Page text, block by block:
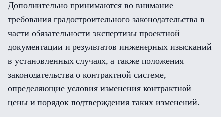
Дополнительно принимаются во внимание
требования градостроительного законодательства в
части обязательности экспертизы проектной
документации и результатов инженерных изысканий
в установленных случаях, а также положения
законодательства о контрактной системе,
определяющие условия изменения контрактной
цены и порядок подтверждения таких изменений.